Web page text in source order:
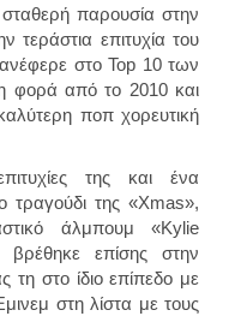
παρουσία στην
τεράστια επιτυχία του
στο Top 10 των
φορά από το 2010 και
ποπ χορευτική
της και ένα
τραγούδι της «Xmas»,
άλμπουμ «Kylie
επίσης στην
στο ίδιο επίπεδο με
στη λίστα με τους